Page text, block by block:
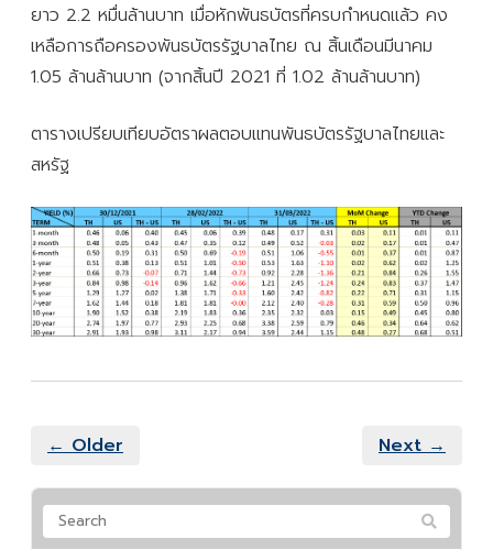
ยาว 2.2 หมื่นล้านบาท เมื่อหักพันธบัตรที่ครบกำหนดแล้ว คง
เหลือการถือครองพันธบัตรรัฐบาลไทย ณ สิ้นเดือนมีนาคม
1.05 ล้านล้านบาท (จากสิ้นปี 2021 ที่ 1.02 ล้านล้านบาท)
ตารางเปรียบเทียบอัตราผลตอบแทนพันธบัตรรัฐบาลไทยและ
สหรัฐ
← Older Next →